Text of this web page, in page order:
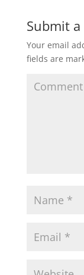
Submit
Your email
fields are